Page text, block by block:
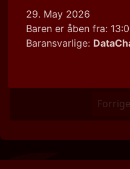
Tema
Dato
Viser 0
Forrige
29. May 2026
Baren er åben fra:
Baransvarlige: